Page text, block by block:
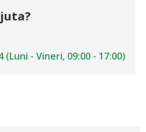
(Luni - Vineri, 09:00 - 17:00)